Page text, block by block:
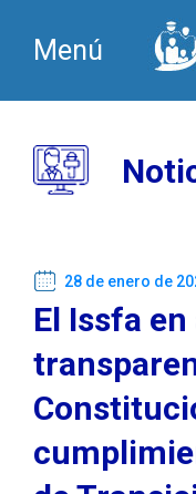
Menú
28 de enero de
El Issfa